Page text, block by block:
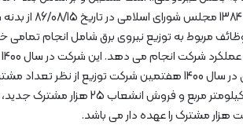
قانون استقلال شرکت های توزیع از مراکز
مربوط به توزیع نیروی برق شامل انجام تمامی
معادل 1445مگاوات، بر اساس گزارش تفصیلی صنعت برق در سال 1400 هفتمین شرکت
شرکت توزیع از نظر مصرف انرژی با وسعتی به میزان 5284 کیلومتر مربع